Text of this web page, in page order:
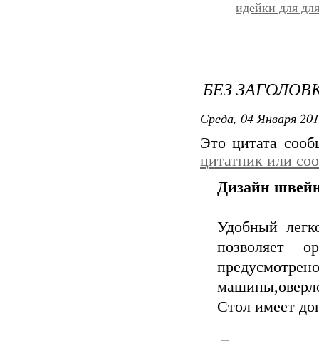
идейки для
БЕЗ
Среда, 04 Января
Это цитата
цитатник или
Дизайн
Удобный
позволяет
Стол имеет